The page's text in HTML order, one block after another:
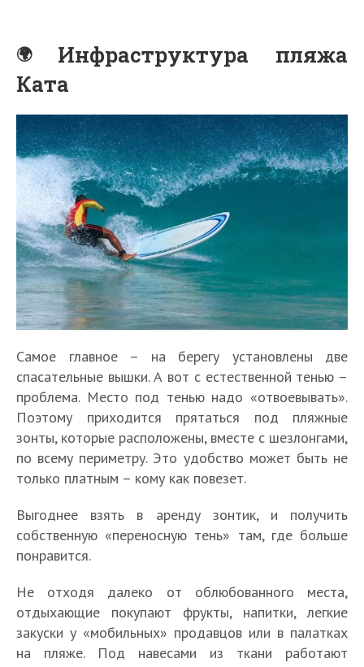
Инфраструктура пляжа
Ката
Самое главное – на берегу установлены две
спасательные вышки. А вот с естественной тенью –
проблема. Место под тенью надо «отвоевывать».
Поэтому приходится прятаться под пляжные
зонты, которые расположены, вместе с шезлонгами,
по всему периметру. Это удобство может быть не
только платным – кому как повезет.
Выгоднее взять в аренду зонтик, и получить
собственную «переносную тень» там, где больше
понравится.
Не отходя далеко от облюбованного места,
отдыхающие покупают фрукты, напитки, легкие
закуски у «мобильных» продавцов или в палатках
на пляже. Под навесами из ткани работают